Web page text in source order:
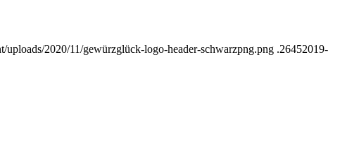
uploads/2020/11/gewürzglück-logo-header-schwarzpng.png .26452019-